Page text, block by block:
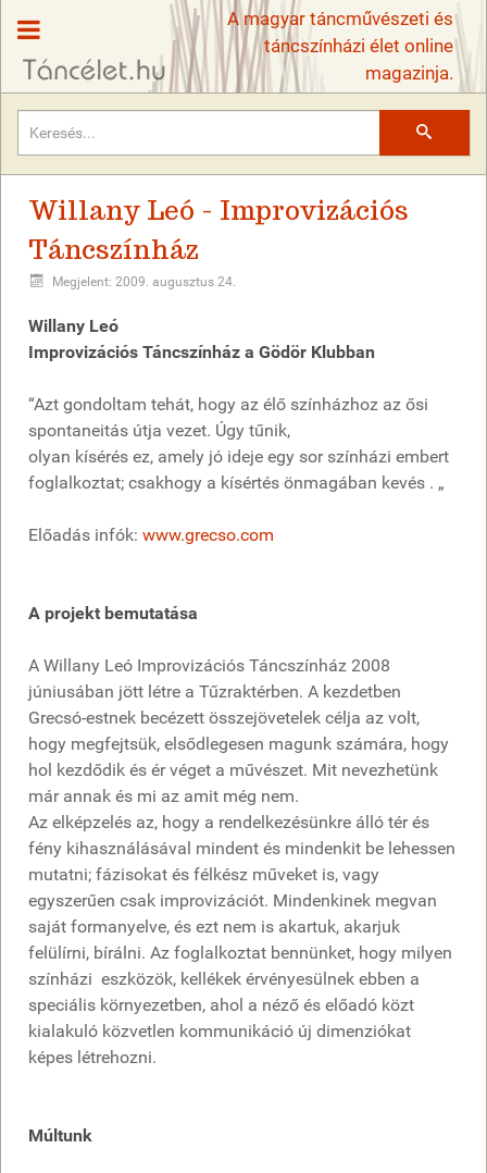
A magyar táncművészeti és
táncszínházi élet online
magazinja.
Willany Leó - Improvizációs
Táncszínház
Megjelent: 2009. augusztus 24.
Willany Leó
Improvizációs Táncszínház a Gödör Klubban
“Azt gondoltam tehát, hogy az élő színházhoz az ősi
spontaneitás útja vezet. Úgy tűnik,
olyan kísérés ez, amely jó ideje egy sor színházi embert
foglalkoztat; csakhogy a kísértés önmagában kevés . „
Előadás infók: www.grecso.com
A projekt bemutatása
A Willany Leó Improvizációs Táncszínház 2008
júniusában jött létre a Tűzraktérben. A kezdetben
Grecsó-estnek becézett összejövetelek célja az volt,
hogy megfejtsük, elsődlegesen magunk számára, hogy
hol kezdődik és ér véget a művészet. Mit nevezhetünk
már annak és mi az amit még nem.
Az elképzelés az, hogy a rendelkezésünkre álló tér és
fény kihasználásával mindent és mindenkit be lehessen
mutatni; fázisokat és félkész műveket is, vagy
egyszerűen csak improvizációt. Mindenkinek megvan
saját formanyelve, és ezt nem is akartuk, akarjuk
felülírni, bírálni. Az foglalkoztat bennünket, hogy milyen
színházi eszközök, kellékek érvényesülnek ebben a
speciális környezetben, ahol a néző és előadó közt
kialakuló közvetlen kommunikáció új dimenziókat
képes létrehozni.
Múltunk